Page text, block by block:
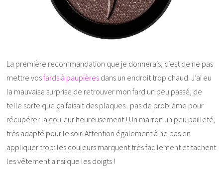
La première recommandation que je donnerais, c’est de ne pas
mettre vosfards à paupières dans un endroit trop chaud. J’ai eu
la mauvaise surprise de retrouver mon fard un peu passé, de
telle sorte que ça faisait des plaques.. pas de problème pour
récupérer la couleur heureusement ! Un marron un peu pailleté,
très adapté pour le soir. Attention également à ne pas en
appliquer trop: les couleurs marquent très facilement et tachent
les vêtement ainsi que les doigts !